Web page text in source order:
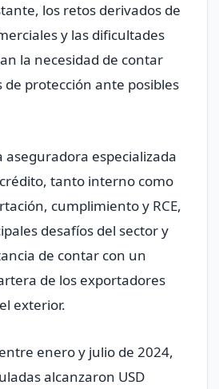
los retos derivados de
y las dificultades
la necesidad de contar
de protección ante posibles
aseguradora especializada
tanto interno como
cumplimiento y RCE,
desafíos del sector y
de contar con un
de los exportadores
exterior.
enero y julio de 2024,
alcanzaron USD